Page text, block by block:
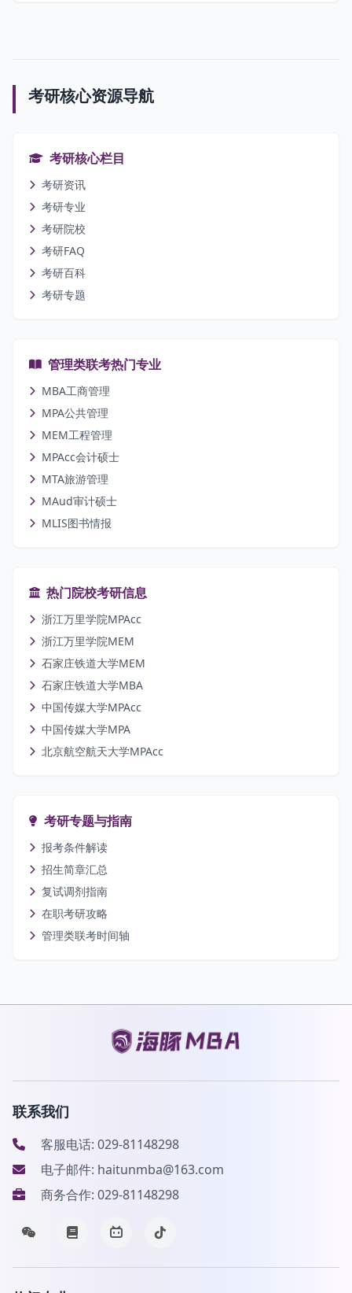
考研核心资源导航
考研核心栏目
考研资讯
考研专业
考研院校
考研FAQ
考研百科
考研专题
管理类联考热门专业
MBA工商管理
MPA公共管理
MEM工程管理
MPAcc会计硕士
MTA旅游管理
MAud审计硕士
MLIS图书情报
热门院校考研信息
浙江万里学院MPAcc
浙江万里学院MEM
石家庄铁道大学MEM
石家庄铁道大学MBA
中国传媒大学MPAcc
中国传媒大学MPA
北京航空航天大学MPAcc
考研专题与指南
报考条件解读
招生简章汇总
复试调剂指南
在职考研攻略
管理类联考时间轴
联系我们
客服电话: 029-81148298
电子邮件: haitunmba@163.com
商务合作: 029-81148298